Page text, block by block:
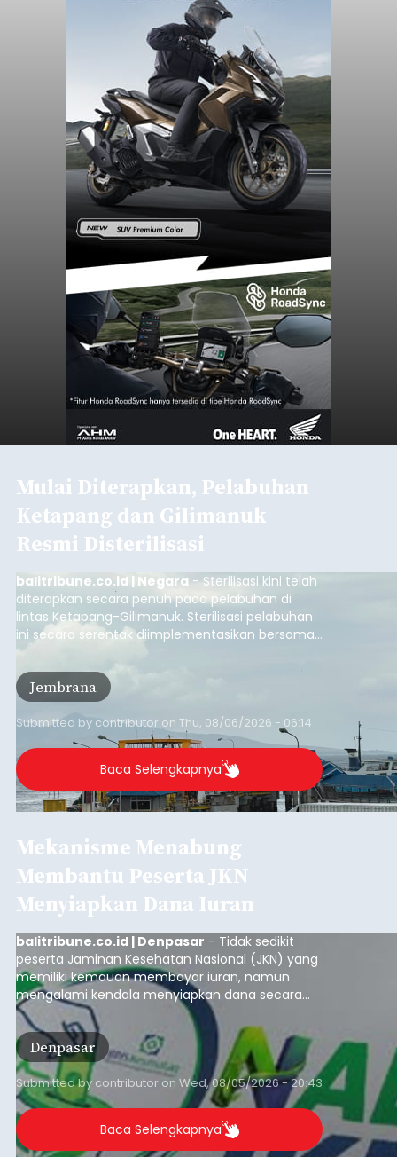
Mulai Diterapkan, Pelabuhan
Ketapang dan Gilimanuk
Resmi Disterilisasi
balitribune.co.id | Negara - Sterilisasi kini telah
diterapkan secara penuh pada pelabuhan di
lintas Ketapang-Gilimanuk. Sterilisasi pelabuhan
ini secara serentak diimplementasikan bersama
empat pelabuhan utama lainnya, yakni
Pelabuhan Merak, Bakauheni, Kayangan, dan
Lembar pada Rabu (5/8/2026).
Jembrana
Submitted by contributor on Thu, 08/06/2026 - 06:14
Baca Selengkapnya
Mekanisme Menabung
Membantu Peserta JKN
Menyiapkan Dana Iuran
balitribune.co.id | Denpasar - Tidak sedikit
peserta Jaminan Kesehatan Nasional (JKN) yang
memiliki kemauan membayar iuran, namun
mengalami kendala menyiapkan dana secara
penuh saat jatuh tempo pembayaran iuran.
Kondisi ini terutama dialami oleh peserta
segmen Pekerja Bukan Penerima Upah (PBPU)
yang memiliki penghasilan tidak tetap.
Denpasar
Submitted by contributor on Wed, 08/05/2026 - 20:43
Baca Selengkapnya